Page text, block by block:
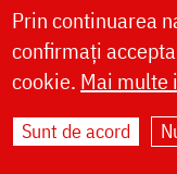
LIVE
Site
Prin continuarea
confirmați
cookie. Mai multe
Sunt de acord